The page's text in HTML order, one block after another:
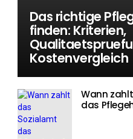
Das richtige
finden: Kriterien,
Kostenvergleich
Wann
das